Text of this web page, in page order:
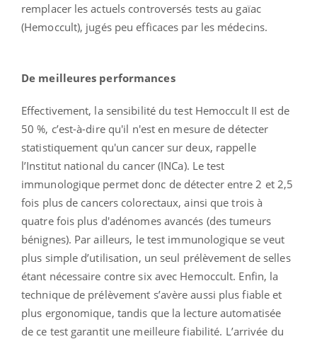
remplacer les actuels controversés tests au gaïac
(Hemoccult), jugés peu efficaces par les médecins.
De meilleures performances
Effectivement, la sensibilité du test Hemoccult II est de
50 %, c’est-à-dire qu'il n'est en mesure de détecter
statistiquement qu'un cancer sur deux, rappelle
l’Institut national du cancer (INCa). Le test
immunologique permet donc de détecter entre 2 et 2,5
fois plus de cancers colorectaux, ainsi que trois à
quatre fois plus d'adénomes avancés (des tumeurs
bénignes). Par ailleurs, le test immunologique se veut
plus simple d’utilisation, un seul prélèvement de selles
étant nécessaire contre six avec Hemoccult. Enfin, la
technique de prélèvement s’avère aussi plus fiable et
plus ergonomique, tandis que la lecture automatisée
de ce test garantit une meilleure fiabilité. L’arrivée du